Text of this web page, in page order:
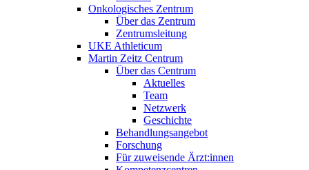
Onkologisches Zentrum
Über das Zentrum
Zentrumsleitung
UKE Athleticum
Martin Zeitz Centrum
Über das Centrum
Aktuelles
Team
Netzwerk
Geschichte
Behandlungsangebot
Forschung
Für zuweisende Ärzt:innen